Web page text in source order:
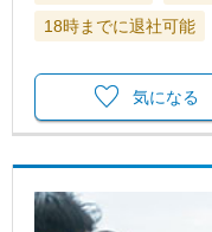
18時までに退社可能
気になる